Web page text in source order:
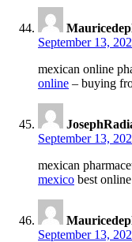
September 13,
mexican online
online – buying
September 13,
mexican
mexico best
September 13,